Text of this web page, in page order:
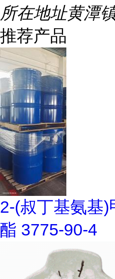
所在地址黄潭
推荐产品
2-(叔丁基氨基)
酯 3775-90-4